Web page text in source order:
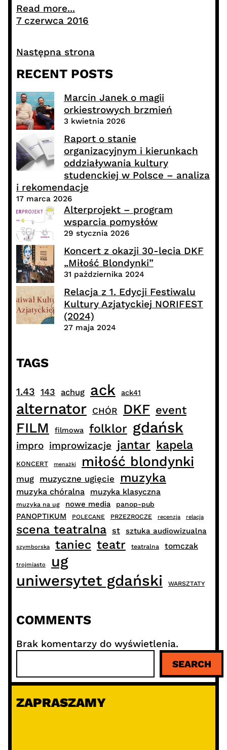
Read more...
7 czerwca 2016
Następna strona
RECENT POSTS
Marcin Janek o magii
orkiestrowych brzmień
3 kwietnia 2026
Raport o stanie
organizacyjnym i kierunkach
oddziaływania kultury
studenckiej w Polsce – analiza
i rekomendacje
17 marca 2026
Alterprojekt – program
wsparcia pomysłów
29 stycznia 2026
Koncert z okazji 30-lecia DKF
„Miłość Blondynki”
31 października 2024
Relacja z 1. Edycji Festiwalu
Kultury Azjatyckiej NORIFEST
(2024)
27 maja 2024
TAGS
1.43 143 achug ack ack41
alternator CHÓR DKF event
FILM filmowa folklor gdańsk
impro improwizacje jantar kapela
KONCERT menażki miłość blondynki
mug muzyczne ugięcie muzyka
muzyka chóralna muzyka klasyczna
muzyka na ug nowe media panop-pub
PANOPTIKUM POLECANE PRZEZROCZE recenzja relacja
scena teatralna st sztuka audiowizualna
szymborska taniec teatr teatralna tomczak
trojmiasto
ug
uniwersytet gdański
WARSZTATY
COMMENTS
Brak komentarzy do wyświetlenia.
u
a
SEARCH
ZAPRASZAMY